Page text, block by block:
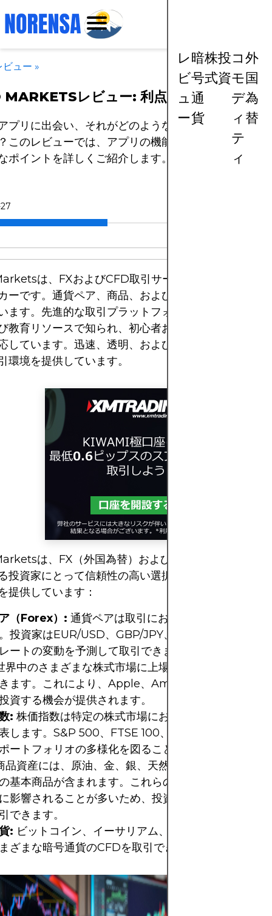
レ
ビ
ュ
ー
暗
号
通
貨
株
式
投
資
コ
モ
デ
ィ
テ
ィ
外
国
為
替
ビュー »
レビュー: 利点と欠点
プリに出会い、それがどのようなものか気になった
このレビューでは、アプリの機能や利点を評価する
ポイントを詳しくご紹介します。
は、FXおよびCFD取引サービスに焦点を当て
ーです。通貨ペア、商品、および指数を含む幅広い
ます。先進的な取引プラットフォーム、競争力のあ
教育リソースで知られ、初心者および経験豊富なト
しています。迅速、透明、および顧客サポートに重
環境を提供しています。
は、FX（外国為替）およびCFD（差金決済取
投資家にとって信頼性の高い選択肢です。以下のよ
提供しています：
（Forex）: 通貨ペアは取引において最も人気のある
投資家はEUR/USD、GBP/JPY、USD/JPYなどの主
ートの変動を予測して取引できます。
界中のさまざまな株式市場に上場している企業の株式
ます。これにより、Apple、Amazon、Microsoftな
資する機会が提供されます。
: 株価指数は特定の株式市場における一群の株式のパ
します。S&P 500、FTSE 100、DAXなどの指数を
ートフォリオの多様化を図ることができます。
品資産には、原油、金、銀、天然ガス、トウモロコシ
基本商品が含まれます。これらの商品価格は経済お
影響されることが多いため、投資家はこれらの価格
できます。
: ビットコイン、イーサリアム、リップル、ライトコ
ざまな暗号通貨のCFDを取引できます。